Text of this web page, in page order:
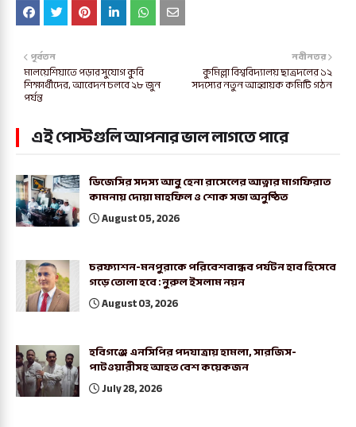
নবীনতর
কুমিল্লা বিশ্ববিদ্যালয় ছাত্রদলের ১২
সদস্যের নতুন আহ্বায়ক কমিটি গঠন
পূর্বতন
মালয়েশিয়াতে পড়ার সুযোগ কুবি
শিক্ষার্থীদের, আবেদন চলবে ২৮ জুন
পর্যন্ত
এই পোস্টগুলি আপনার ভাল লাগতে পারে
ডিজেসির সদস্য আবু হেনা রাসেলের আত্নার মাগফিরাত
কামনায় দোয়া মাহফিল ও শোক সভা অনুষ্ঠিত
August 05, 2026
চরফ্যাশন-মনপুরাকে পরিবেশবান্ধব পর্যটন হাব হিসেবে
গড়ে তোলা হবে : নুরুল ইসলাম নয়ন
August 03, 2026
হবিগঞ্জে এনসিপির পদযাত্রায় হামলা, সারজিস-
পাটওয়ারীসহ আহত বেশ কয়েকজন
July 28, 2026